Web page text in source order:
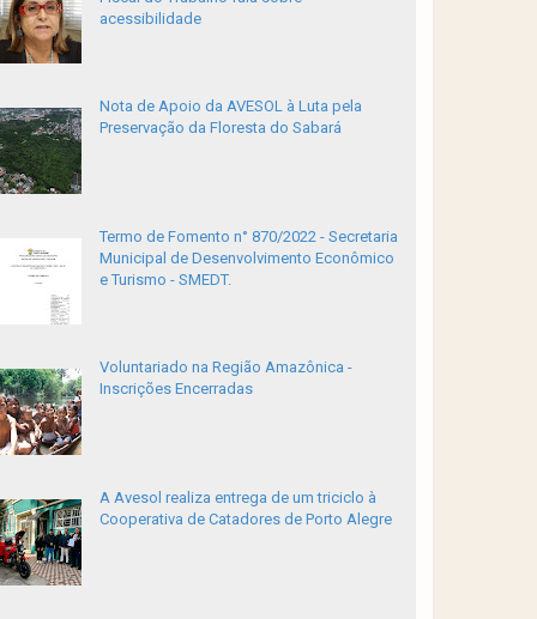
acessibilidade
Nota de Apoio da AVESOL à Luta pela
Preservação da Floresta do Sabará
Termo de Fomento n° 870/2022 - Secretaria
Municipal de Desenvolvimento Econômico
e Turismo - SMEDT.
Voluntariado na Região Amazônica -
Inscrições Encerradas
A Avesol realiza entrega de um triciclo à
Cooperativa de Catadores de Porto Alegre